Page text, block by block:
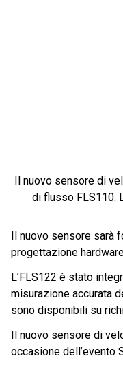
Il nuovo sensore di
di flusso FLS110.
Il nuovo sensore
progettazione
L’FLS122 è stato
misurazione accurata
sono disponibili su
Il nuovo sensore di
occasione dell’evento